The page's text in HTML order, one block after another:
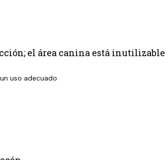
el área canina está inutilizable
uso adecuado